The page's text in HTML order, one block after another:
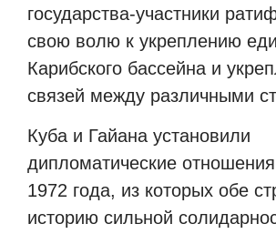
государства-участники
свою волю к укреплению
Карибского бассейна и
связей между различными
Куба и Гайана установили
дипломатические
1972 года, из которых обе
историю сильной